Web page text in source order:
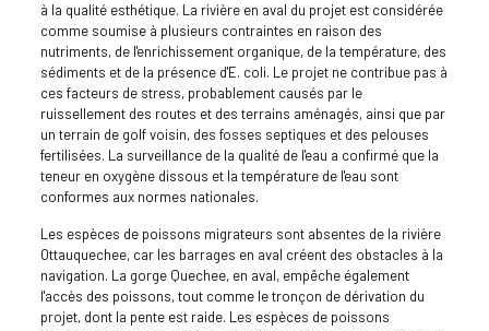
à la qualité esthétique. La rivière en aval du projet est considérée
comme soumise à plusieurs contraintes en raison des
nutriments, de l'enrichissement organique, de la température, des
sédiments et de la présence d'E. coli. Le projet ne contribue pas à
ces facteurs de stress, probablement causés par le
ruissellement des routes et des terrains aménagés, ainsi que par
un terrain de golf voisin, des fosses septiques et des pelouses
fertilisées. La surveillance de la qualité de l'eau a confirmé que la
teneur en oxygène dissous et la température de l'eau sont
conformes aux normes nationales.
Les espèces de poissons migrateurs sont absentes de la rivière
Ottauquechee, car les barrages en aval créent des obstacles à la
navigation. La gorge Quechee, en aval, empêche également
l'accès des poissons, tout comme le tronçon de dérivation du
projet, dont la pente est raide. Les espèces de poissons